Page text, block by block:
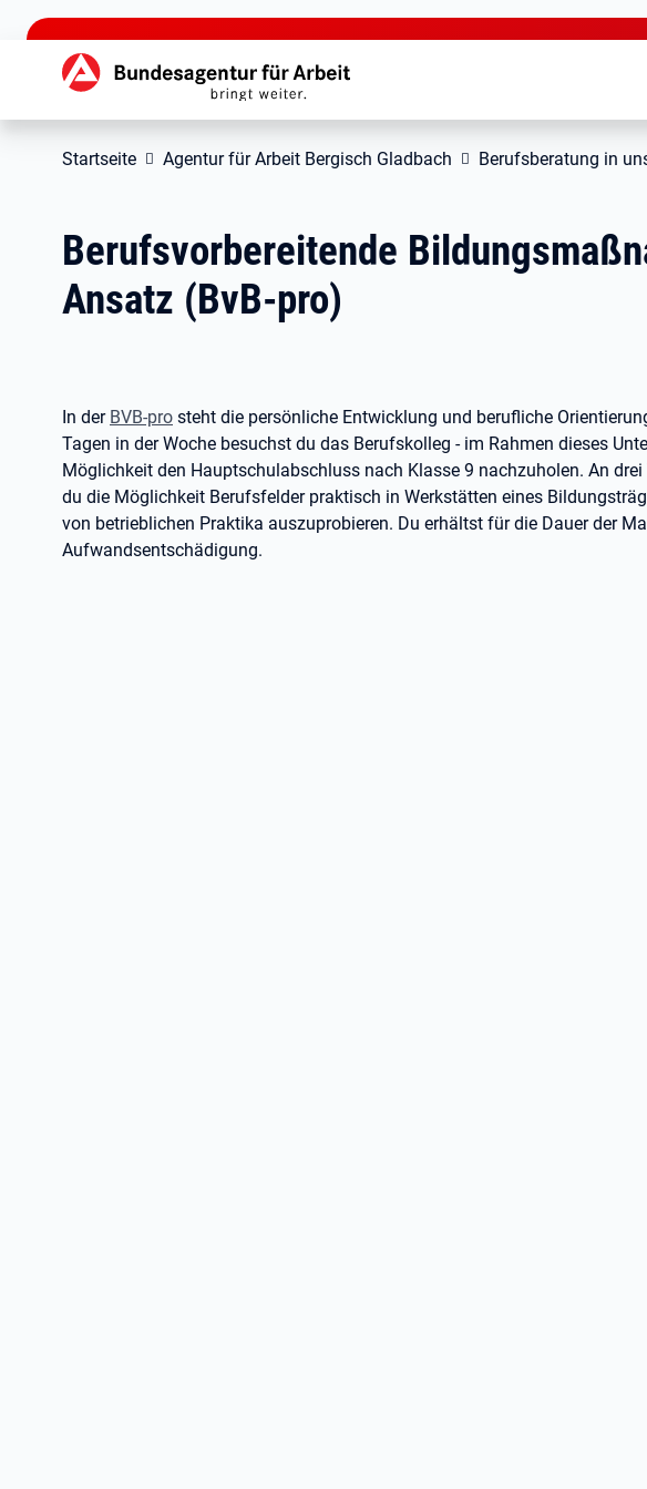
zu den Hauptinhalten springen
Hauptnavigation
Startseite Agentur für Arbeit Bergisch Gladbach Berufsberatung in
Berufsvorbereitende
Ansatz (BvB-pro)
In der BVB-pro steht die persönliche Entwicklung und berufliche
Tagen in der Woche besuchst du das Berufskolleg - im Rahmen dieses
Möglichkeit den Hauptschulabschluss nach Klasse 9 nachzuholen. An
du die Möglichkeit Berufsfelder praktisch in Werkstätten eines
von betrieblichen Praktika auszuprobieren. Du erhältst für die Dauer der
Aufwandsentschädigung.